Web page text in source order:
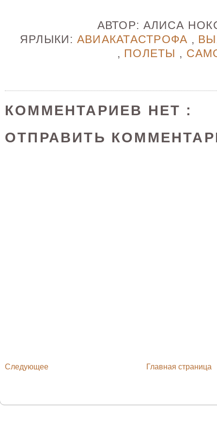
АВТОР: АЛИСА
ЯРЛЫКИ: АВИАКАТАСТРОФА ,
, ПОЛЕТЫ ,
КОММЕНТАРИЕВ НЕТ :
ОТПРАВИТЬ
Следующее Главная страница